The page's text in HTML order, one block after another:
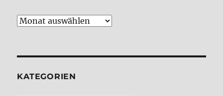
Archiv
KATE­GO­RIEN